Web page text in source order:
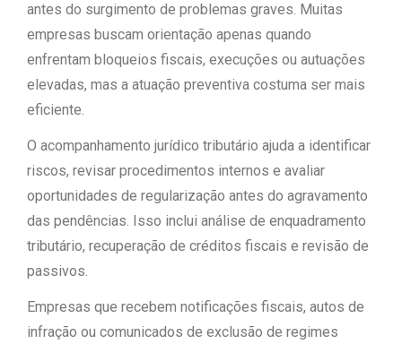
antes do surgimento de problemas graves. Muitas
empresas buscam orientação apenas quando
enfrentam bloqueios fiscais, execuções ou autuações
elevadas, mas a atuação preventiva costuma ser mais
eficiente.
O acompanhamento jurídico tributário ajuda a identificar
riscos, revisar procedimentos internos e avaliar
oportunidades de regularização antes do agravamento
das pendências. Isso inclui análise de enquadramento
tributário, recuperação de créditos fiscais e revisão de
passivos.
Empresas que recebem notificações fiscais, autos de
infração ou comunicados de exclusão de regimes